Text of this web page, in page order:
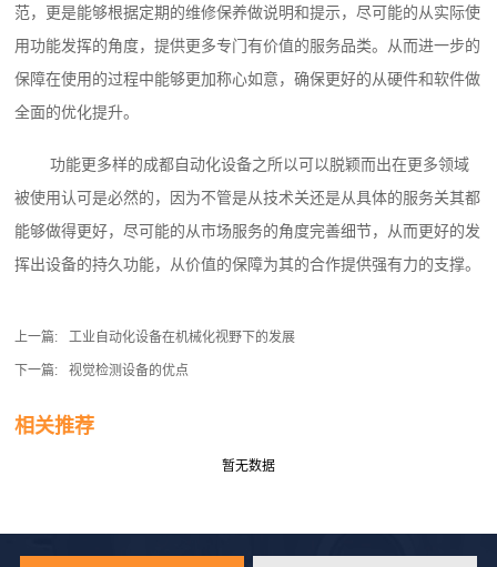
范，更是能够根据定期的维修保养做说明和提示，尽可能的从实际使
用功能发挥的角度，提供更多专门有价值的服务品类。从而进一步的
保障在使用的过程中能够更加称心如意，确保更好的从硬件和软件做
全面的优化提升。
功能更多样的成都自动化设备之所以可以脱颖而出在更多领域
被使用认可是必然的，因为不管是从技术关还是从具体的服务关其都
能够做得更好，尽可能的从市场服务的角度完善细节，从而更好的发
挥出设备的持久功能，从价值的保障为其的合作提供强有力的支撑。
上一篇: 工业自动化设备在机械化视野下的发展
下一篇: 视觉检测设备的优点
相关推荐
暂无数据